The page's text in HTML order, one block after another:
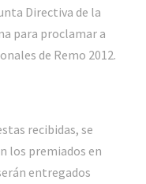
Directiva de la
para proclamar a
de Remo 2012.
recibidas, se
los premiados en
entregados